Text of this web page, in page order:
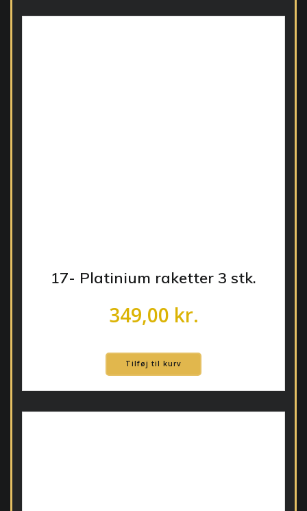
17- Platinium raketter 3 stk.
349,00 kr.
Tilføj til kurv